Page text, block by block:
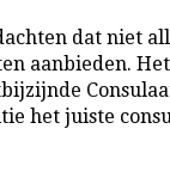
dat niet
aanbieden.
het juiste